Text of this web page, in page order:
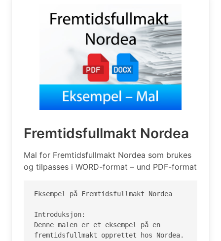
Fremtidsfullmakt Nordea
Mal for Fremtidsfullmakt Nordea som brukes
og tilpasses i WORD-format – und PDF-format
Eksempel på Fremtidsfullmakt Nordea
Introduksjon:
Denne malen er et eksempel på en
fremtidsfullmakt opprettet hos Nordea.